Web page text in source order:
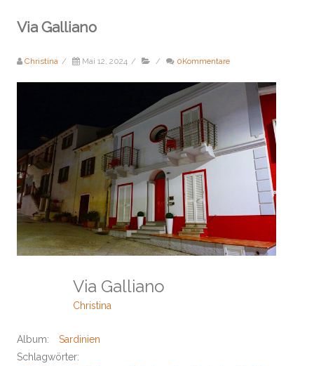
Via Galliano
Christina / Mai 12, 2024 / / 0Kommentare
Via Galliano
Christina
Album:
Sardinien
Schlagwörter: